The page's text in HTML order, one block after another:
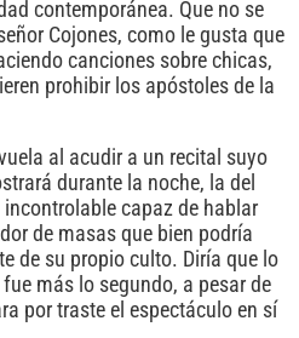
contemporánea. Que no se
Cojones, como le gusta que
canciones sobre chicas,
prohibir los apóstoles de la
al acudir a un recital suyo
durante la noche, la del
capaz de hablar
de masas que bien podría
de su propio culto. Diría que lo
más lo segundo, a pesar de
por traste el espectáculo en sí